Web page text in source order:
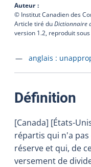
Auteur
© Institut Canadien des
Article tiré duDictionnaire
version 1.2, reproduit
Accéder à la fiche
anglais :
Définition
[Canada] [États-
répartis qui n'a
réserve et qui, de
versement de